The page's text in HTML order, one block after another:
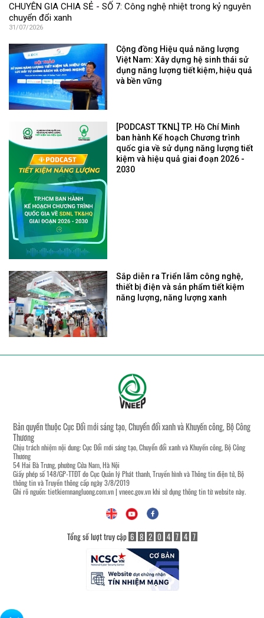
CHUYÊN GIA CHIA SẺ - SỐ 7: Công nghệ nhiệt trong kỷ nguyên
chuyển đổi xanh
31/07/2026
Cộng đồng Hiệu quả năng lượng
Việt Nam: Xây dựng hệ sinh thái sử
dụng năng lượng tiết kiệm, hiệu quả
và bền vững
[PODCAST TKNL] TP. Hồ Chí Minh
ban hành Kế hoạch Chương trình
quốc gia về sử dụng năng lượng tiết
kiệm và hiệu quả giai đoạn 2026 -
2030
Sắp diễn ra Triển lãm công nghệ,
thiết bị điện và sản phẩm tiết kiệm
năng lượng, năng lượng xanh
Bản quyền thuộc Cục Đổi mới sáng tạo, Chuyển đổi xanh và Khuyến công, Bộ Công
Thương
Chịu trách nhiệm nội dung: Cục Đổi mới sáng tạo, Chuyển đổi xanh và Khuyến công, Bộ Công
Thương
54 Hai Bà Trưng, phường Cửa Nam, Hà Nội
Giấy phép số 148/GP-TTĐT do Cục Quản lý Phát thanh, Truyền hình và Thông tin điện tử, Bộ
thông tin và Truyền thông cấp ngày 3/8/2019
Ghi rõ nguồn:tietkiemnangluong.com.vn| vneec.gov.vnkhi sử dụng thông tin từ website này.
Tổng số lượt truy cập 6 8 2 0 4 7 4 7